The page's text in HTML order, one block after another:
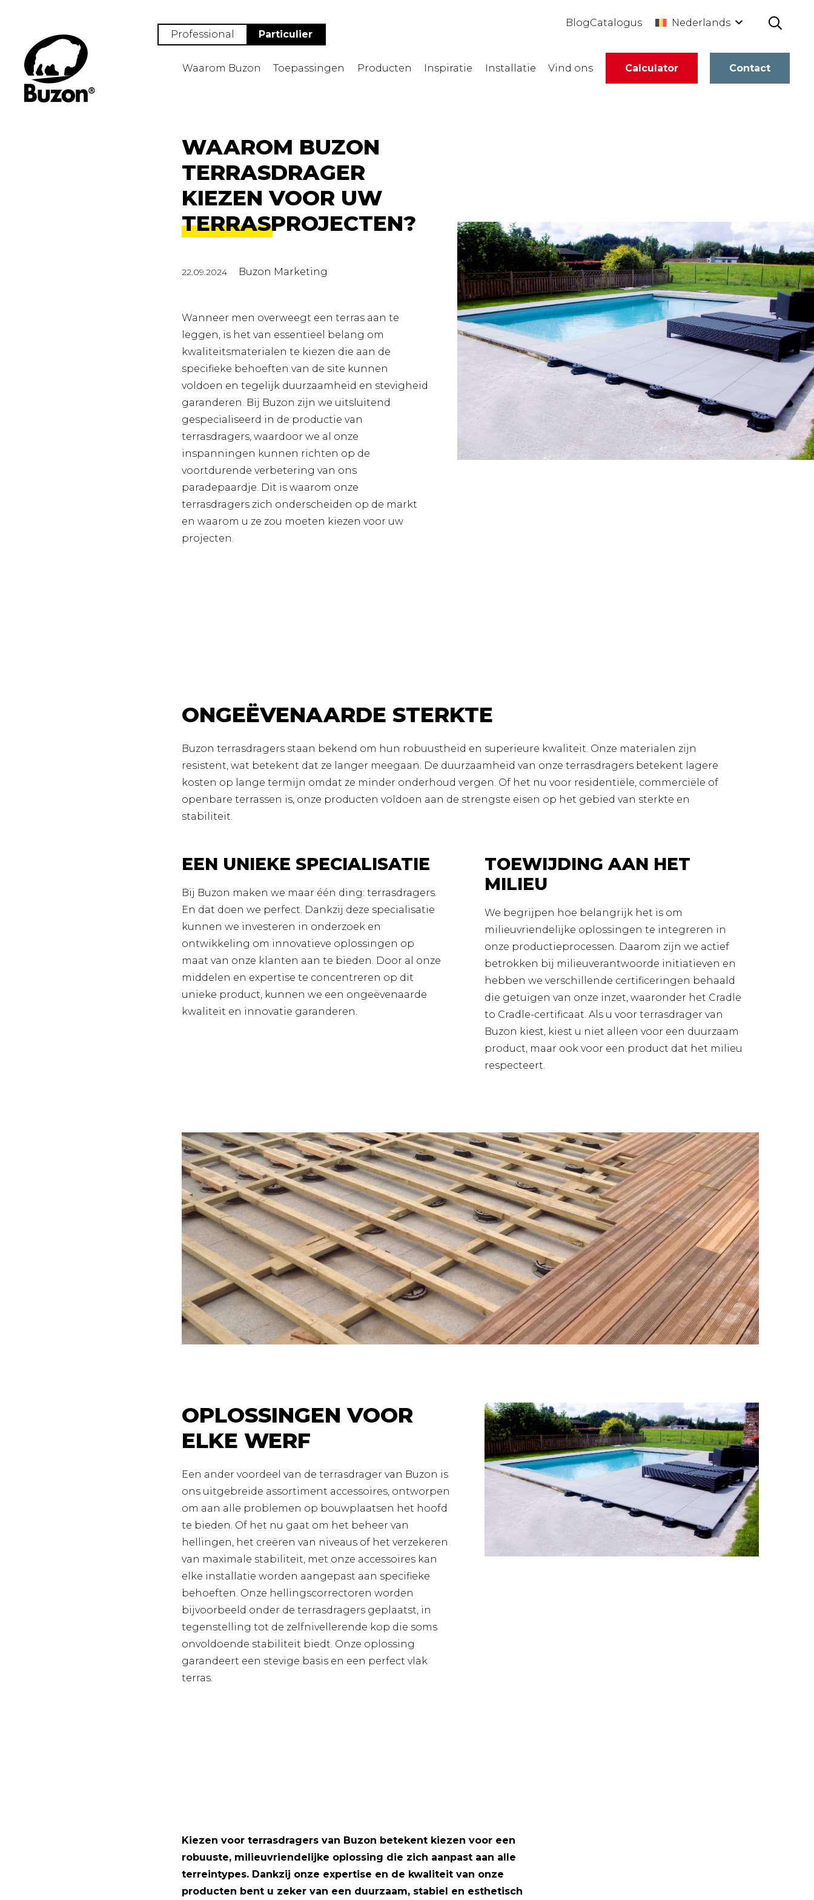
Professional Particulier
BlogCatalogus Nederlands
Waarom Buzon Toepassingen Producten Inspiratie Installatie Vind ons Calculator Contact
WAAROM BUZON
TERRASDRAGER
KIEZEN VOOR UW
TERRASPROJECTEN?
22.09.2024 Buzon Marketing
Wanneer men overweegt een terras aan te
leggen, is het van essentieel belang om
kwaliteitsmaterialen te kiezen die aan de
specifieke behoeften van de site kunnen
voldoen en tegelijk duurzaamheid en stevigheid
garanderen. Bij Buzon zijn we uitsluitend
gespecialiseerd in de productie van
terrasdragers, waardoor we al onze
inspanningen kunnen richten op de
voortdurende verbetering van ons
paradepaardje. Dit is waarom onze
terrasdragers zich onderscheiden op de markt
en waarom u ze zou moeten kiezen voor uw
projecten.
ONGEËVENAARDE STERKTE
Buzon terrasdragers staan bekend om hun robuustheid en superieure kwaliteit. Onze materialen zijn
resistent, wat betekent dat ze langer meegaan. De duurzaamheid van onze terrasdragers betekent lagere
kosten op lange termijn omdat ze minder onderhoud vergen. Of het nu voor residentiële, commerciële of
openbare terrassen is, onze producten voldoen aan de strengste eisen op het gebied van sterkte en
stabiliteit.
EEN UNIEKE SPECIALISATIE
Bij Buzon maken we maar één ding: terrasdragers.
En dat doen we perfect. Dankzij deze specialisatie
kunnen we investeren in onderzoek en
ontwikkeling om innovatieve oplossingen op
maat van onze klanten aan te bieden. Door al onze
middelen en expertise te concentreren op dit
unieke product, kunnen we een ongeëvenaarde
kwaliteit en innovatie garanderen.
TOEWIJDING AAN HET
MILIEU
We begrijpen hoe belangrijk het is om
milieuvriendelijke oplossingen te integreren in
onze productieprocessen. Daarom zijn we actief
betrokken bij milieuverantwoorde initiatieven en
hebben we verschillende certificeringen behaald
die getuigen van onze inzet, waaronder het Cradle
to Cradle-certificaat. Als u voor terrasdrager van
Buzon kiest, kiest u niet alleen voor een duurzaam
product, maar ook voor een product dat het milieu
respecteert.
OPLOSSINGEN VOOR
ELKE WERF
Een ander voordeel van de terrasdrager van Buzon is
ons uitgebreide assortiment accessoires, ontworpen
om aan alle problemen op bouwplaatsen het hoofd
te bieden. Of het nu gaat om het beheer van
hellingen, het creëren van niveaus of het verzekeren
van maximale stabiliteit, met onze accessoires kan
elke installatie worden aangepast aan specifieke
behoeften. Onze hellingscorrectoren worden
bijvoorbeeld onder de terrasdragers geplaatst, in
tegenstelling tot de zelfnivellerende kop die soms
onvoldoende stabiliteit biedt. Onze oplossing
garandeert een stevige basis en een perfect vlak
terras.
Kiezen voor terrasdragers van Buzon betekent kiezen voor een
robuuste, milieuvriendelijke oplossing die zich aanpast aan alle
terreintypes. Dankzij onze expertise en de kwaliteit van onze
producten bent u zeker van een duurzaam, stabiel en esthetisch